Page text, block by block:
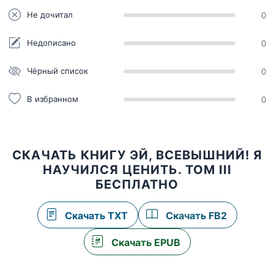
Не дочитал 0
Недописано 0
Чёрный список 0
В избранном 0
СКАЧАТЬ КНИГУ ЭЙ, ВСЕВЫШНИЙ! Я
НАУЧИЛСЯ ЦЕНИТЬ. ТОМ III
БЕСПЛАТНО
Скачать TXT Скачать FB2
Скачать EPUB